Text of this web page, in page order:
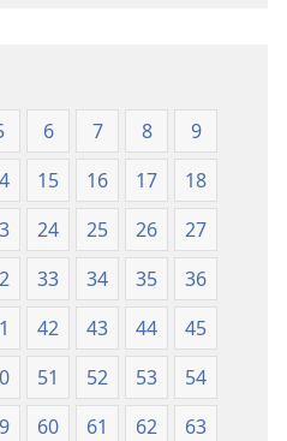
heliga
skrift
(2003)
heliga
skrift
(2003)
6 7 8
9
15 16 17
18
24 25 26
27
33 34 35
36
42 43 44
45
51 52 53
54
60 61 62
63